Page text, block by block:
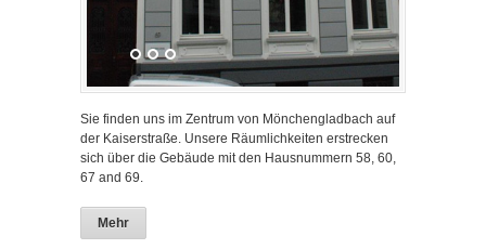
Sie finden uns im Zentrum von Mönchengladbach auf
der Kaiserstraße. Unsere Räumlichkeiten erstrecken
sich über die Gebäude mit den Hausnummern 58, 60,
67 and 69.
Mehr